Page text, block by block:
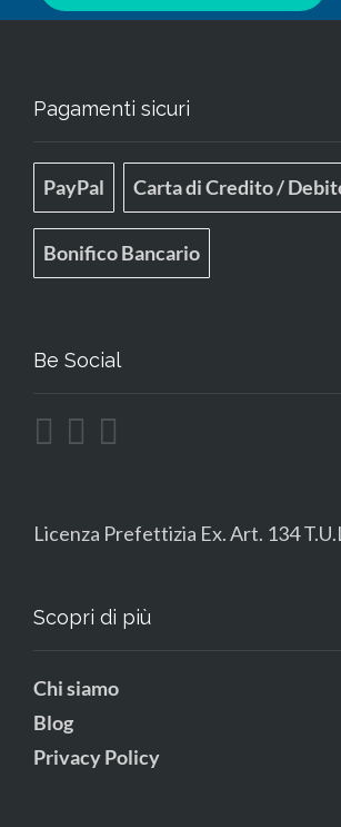
Pagamenti sicuri
PayPal Carta di Credito /
Bonifico Bancario
Be Social
Licenza Prefettizia Ex. Art. 134
Scopri di più
Chi siamo
Blog
Privacy Policy